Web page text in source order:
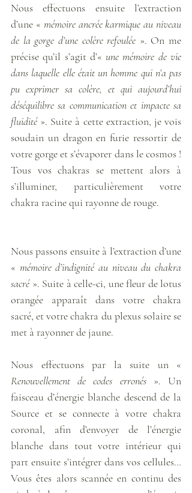
Nous effectuons ensuite l’extraction
d’une « mémoire ancrée karmique au niveau
de la gorge d’une colère refoulée ». On me
précise qu’il s’agit d’« une mémoire de vie
dans laquelle elle était un homme qui n’a pas
pu exprimer sa colère, et qui aujourd’hui
déséquilibre sa communication et impacte sa
fluidité ». Suite à cette extraction, je vois
soudain un dragon en furie ressortir de
votre gorge et s’évaporer dans le cosmos !
Tous vos chakras se mettent alors à
s’illuminer, particulièrement votre
chakra racine qui rayonne de rouge.
Nous passons ensuite à l’extraction d’une
« mémoire d’indignité au niveau du chakra
sacré ». Suite à celle-ci, une fleur de lotus
orangée apparaît dans votre chakra
sacré, et votre chakra du plexus solaire se
met à rayonner de jaune.
Renouvellement de codes erronés ». Un
faisceau d’énergie blanche descend de la
Source et se connecte à votre chakra
coronal, afin d’envoyer de l’énergie
blanche dans tout votre intérieur qui
part ensuite s’intégrer dans vos cellules…
Vous êtes alors scannée en continu des